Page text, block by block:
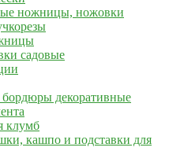
ножницы, ножовки
садовые
декоративные
клумб
кашпо и подставки для